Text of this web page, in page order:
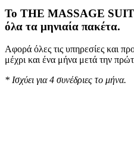
To THE MASSAGE
όλα τα μηνιαία πακέτα.
Αφορά όλες τις υπηρεσίες και
μέχρι και ένα μήνα μετά την
* Ισχύει για 4 συνέδριες το μήνα.